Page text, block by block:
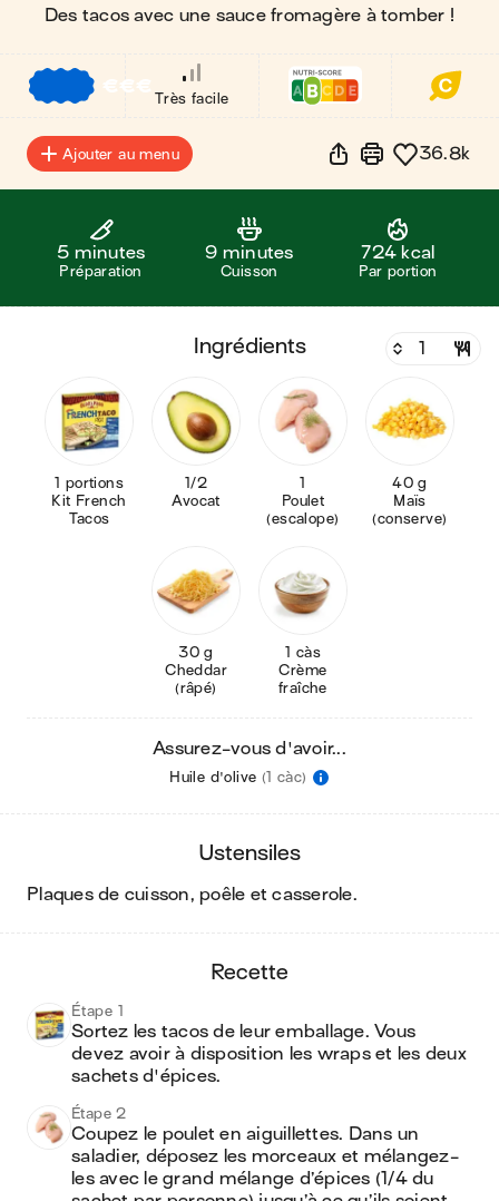
Des tacos avec une sauce fromagère à tomber !
€€€
Très facile
Ajouter au menu 36.8k
5 minutes
Préparation
9 minutes
Cuisson
724 kcal
Par portion
ingrédients
1 portions
Kit French
Tacos
1/2
Avocat
1
Poulet
(escalope)
40 g
Maïs
(conserve)
30 g
Cheddar
(râpé)
1 càs
Crème
fraîche
Assurez-vous d'avoir...
Huile d'olive (1 càc)
ustensiles
plaques de cuisson, poêle et casserole.
recette
Étape 1
Sortez les tacos de leur emballage. Vous
devez avoir à disposition les wraps et les deux
sachets d'épices.
Étape 2
Coupez le poulet en aiguillettes. Dans un
saladier, déposez les morceaux et mélangez-
les avec le grand mélange d’épices (1/4 du